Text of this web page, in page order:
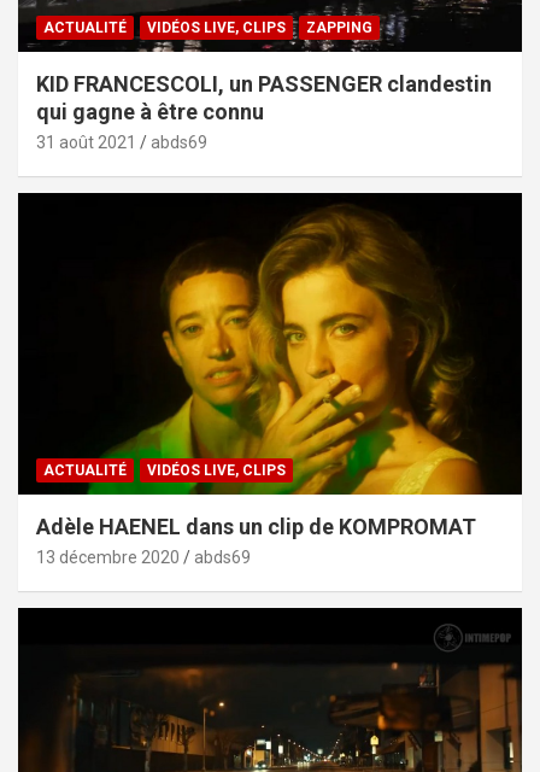
ACTUALITÉ VIDÉOS LIVE, CLIPS ZAPPING
KID FRANCESCOLI, un PASSENGER clandestin
qui gagne à être connu
31 août 2021 abds69
ACTUALITÉ VIDÉOS LIVE, CLIPS
Adèle HAENEL dans un clip de KOMPROMAT
13 décembre 2020 abds69